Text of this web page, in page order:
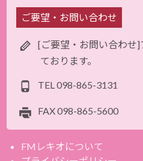
ご要望・お問い合わせ
[ご要望・お問い合わせ
ております。
TEL 098-865-3131
FAX098-865-5600
FMレキオについて